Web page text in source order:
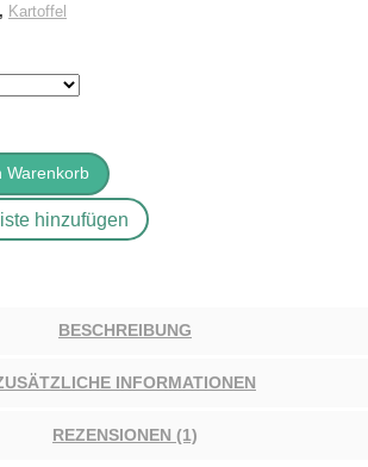
, Kartoffel
Warenkorb
hinzufügen
BESCHREIBUNG
INFORMATIONEN
REZENSIONEN (1)